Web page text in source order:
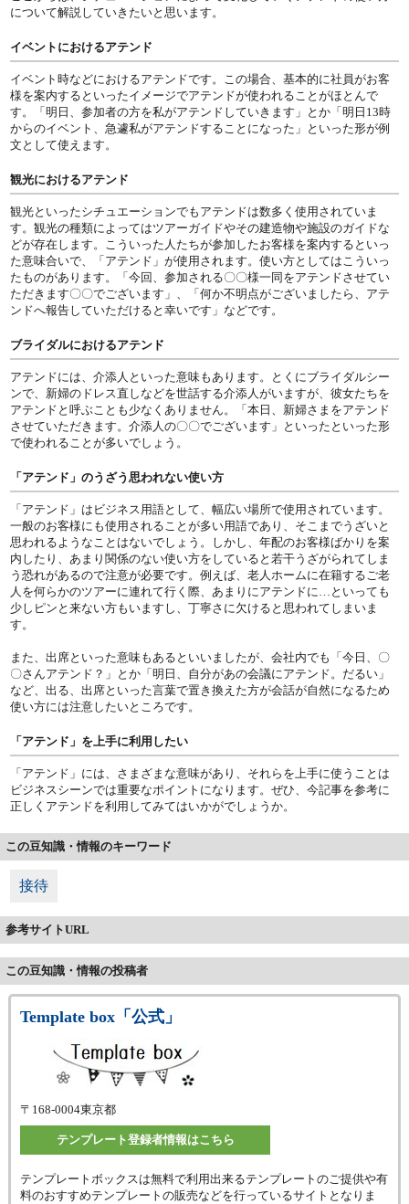
について解説していきたいと思います。
イベントにおけるアテンド
イベント時などにおけるアテンドです。この場合、基本的に社員がお客
様を案内するといったイメージでアテンドが使われることがほとんで
す。「明日、参加者の方を私がアテンドしていきます」とか「明日13時
からのイベント、急遽私がアテンドすることになった」といった形が例
文として使えます。
観光におけるアテンド
観光といったシチュエーションでもアテンドは数多く使用されていま
す。観光の種類によってはツアーガイドやその建造物や施設のガイドな
どが存在します。こういった人たちが参加したお客様を案内するといっ
た意味合いで、「アテンド」が使用されます。使い方としてはこういっ
たものがあります。「今回、参加される〇〇様一同をアテンドさせてい
ただきます〇〇でございます」、「何か不明点がございましたら、アテ
ンドへ報告していただけると幸いです」などです。
ブライダルにおけるアテンド
アテンドには、介添人といった意味もあります。とくにブライダルシー
ンで、新婦のドレス直しなどを世話する介添人がいますが、彼女たちを
アテンドと呼ぶことも少なくありません。「本日、新婦さまをアテンド
させていただきます。介添人の〇〇でございます」といったといった形
で使われることが多いでしょう。
「アテンド」のうざう思われない使い方
「アテンド」はビジネス用語として、幅広い場所で使用されています。
一般のお客様にも使用されることが多い用語であり、そこまでうざいと
思われるようなことはないでしょう。しかし、年配のお客様ばかりを案
内したり、あまり関係のない使い方をしていると若干うざがられてしま
う恐れがあるので注意が必要です。例えば、老人ホームに在籍するご老
人を何らかのツアーに連れて行く際、あまりにアテンドに…といっても
少しピンと来ない方もいますし、丁寧さに欠けると思われてしまいま
す。
また、出席といった意味もあるといいましたが、会社内でも「今日、〇
〇さんアテンド？」とか「明日、自分があの会議にアテンド。だるい」
など、出る、出席といった言葉で置き換えた方が会話が自然になるため
使い方には注意したいところです。
「アテンド」を上手に利用したい
「アテンド」には、さまざまな意味があり、それらを上手に使うことは
ビジネスシーンでは重要なポイントになります。ぜひ、今記事を参考に
正しくアテンドを利用してみてはいかがでしょうか。
この豆知識・情報のキーワード
接待
参考サイトURL
この豆知識・情報の投稿者
Template box「公式」
〒168-0004東京都
テンプレート登録者情報はこちら
テンプレートボックスは無料で利用出来るテンプレートのご提供や有
料のおすすめテンプレートの販売などを行っているサイトとなりま